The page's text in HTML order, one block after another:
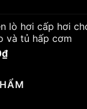
1.680.000₫. là:
lò hơi cấp hơi
và tủ hấp cơm
₫